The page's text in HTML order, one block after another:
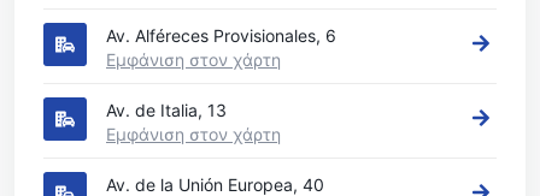
Av. Alféreces Provisionales, 6
Εμφάνιση στον χάρτη
Av. de Italia, 13
Εμφάνιση στον χάρτη
Av. de la Unión Europea, 40